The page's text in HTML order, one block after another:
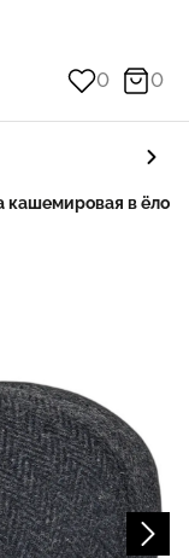
0 0
кашемировая в